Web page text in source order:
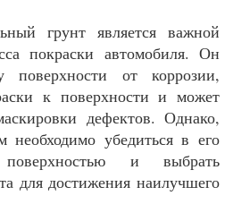
грунт является важной
покраски автомобиля. Он
поверхности от коррозии,
к поверхности и может
дефектов. Однако,
необходимо убедиться в его
и выбрать
для достижения наилучшего